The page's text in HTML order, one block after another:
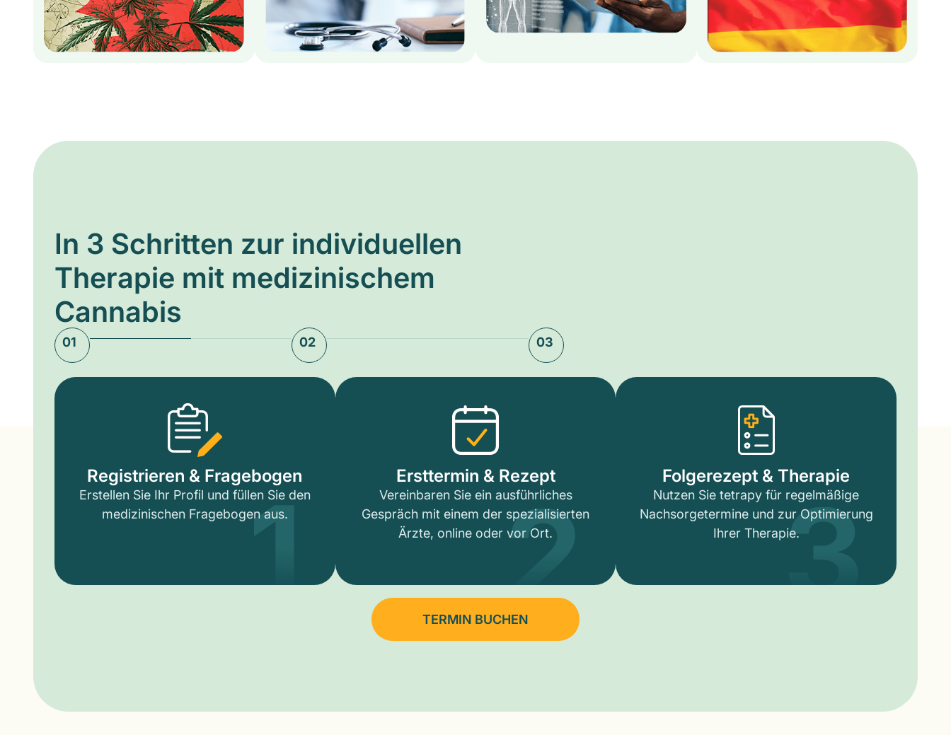
In 3 Schritten zur individuellen
Therapie mit medizinischem
Cannabis
01 02 03
Registrieren & Fragebogen
Erstellen Sie Ihr Profil und füllen Sie den
medizinischen Fragebogen aus.
1 Ersttermin & Rezept
Vereinbaren Sie ein ausführliches
Gespräch mit einem der spezialisierten
Ärzte, online oder vor Ort.
2 Folgerezept & Therapie
Nutzen Sie tetrapy für regelmäßige
Nachsorgetermine und zur Optimierung
Ihrer Therapie.3
TERMIN BUCHEN